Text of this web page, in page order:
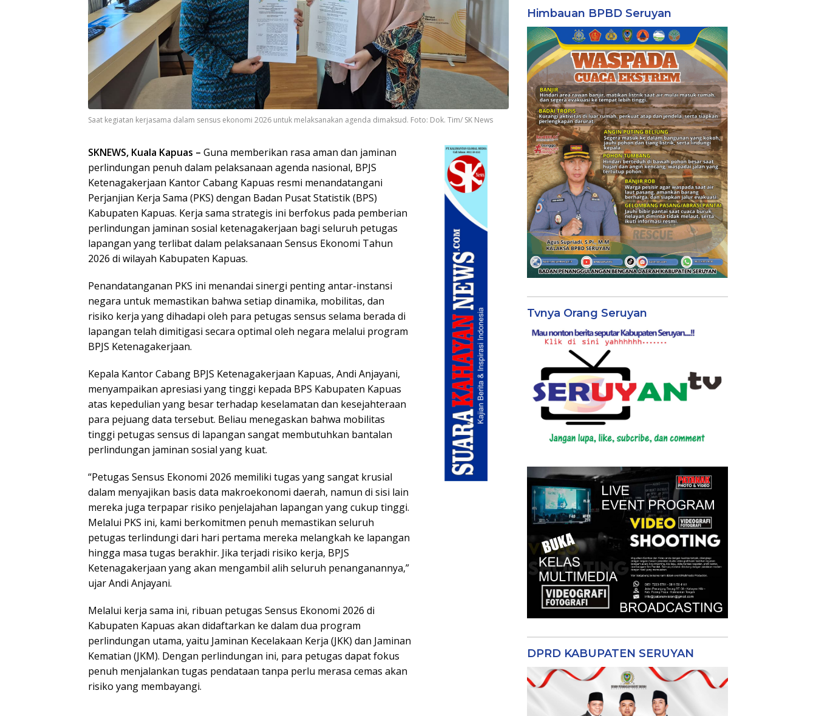
Saat kegiatan kerjasama dalam sensus ekonomi 2026 untuk melaksanakan agenda dimaksud. Foto: Dok. Tim/ SK News
SKNEWS, Kuala Kapuas – Guna memberikan rasa aman dan jaminan
perlindungan penuh dalam pelaksanaan agenda nasional, BPJS
Ketenagakerjaan Kantor Cabang Kapuas resmi menandatangani
Perjanjian Kerja Sama (PKS) dengan Badan Pusat Statistik (BPS)
Kabupaten Kapuas. Kerja sama strategis ini berfokus pada pemberian
perlindungan jaminan sosial ketenagakerjaan bagi seluruh petugas
lapangan yang terlibat dalam pelaksanaan Sensus Ekonomi Tahun
2026 di wilayah Kabupaten Kapuas.
Penandatanganan PKS ini menandai sinergi penting antar-instansi
negara untuk memastikan bahwa setiap dinamika, mobilitas, dan
risiko kerja yang dihadapi oleh para petugas sensus selama berada di
lapangan telah dimitigasi secara optimal oleh negara melalui program
BPJS Ketenagakerjaan.
Kepala Kantor Cabang BPJS Ketenagakerjaan Kapuas, Andi Anjayani,
menyampaikan apresiasi yang tinggi kepada BPS Kabupaten Kapuas
atas kepedulian yang besar terhadap keselamatan dan kesejahteraan
para pejuang data tersebut. Beliau menegaskan bahwa mobilitas
tinggi petugas sensus di lapangan sangat membutuhkan bantalan
perlindungan jaminan sosial yang kuat.
“Petugas Sensus Ekonomi 2026 memiliki tugas yang sangat krusial
dalam menyajikan basis data makroekonomi daerah, namun di sisi lain
mereka juga terpapar risiko penjelajahan lapangan yang cukup tinggi.
Melalui PKS ini, kami berkomitmen penuh memastikan seluruh
petugas terlindungi dari hari pertama mereka melangkah ke lapangan
hingga masa tugas berakhir. Jika terjadi risiko kerja, BPJS
Ketenagakerjaan yang akan mengambil alih seluruh penanganannya,”
ujar Andi Anjayani.
Melalui kerja sama ini, ribuan petugas Sensus Ekonomi 2026 di
Kabupaten Kapuas akan didaftarkan ke dalam dua program
perlindungan utama, yaitu Jaminan Kecelakaan Kerja (JKK) dan Jaminan
Kematian (JKM). Dengan perlindungan ini, para petugas dapat fokus
penuh menjalankan tugas pendataan tanpa perlu merasa cemas akan
risiko yang membayangi.
Himbauan BPBD Seruyan
Tvnya Orang Seruyan
DPRD KABUPATEN SERUYAN